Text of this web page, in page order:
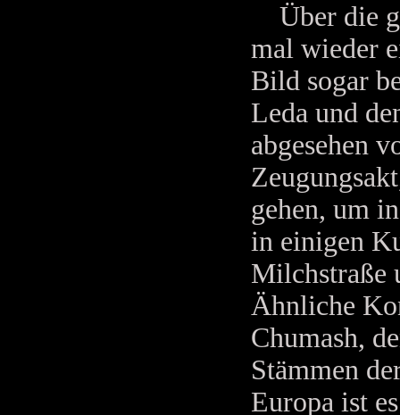
Über die
mal wieder
Bild sogar
Leda und
abgesehen
gehen, um
in einigen
Milchstraße
Ähnliche
Chumash,
Stämmen
Europa ist